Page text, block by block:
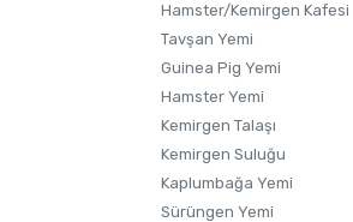
Hamster/Kemirgen Kafesi
Tavşan Yemi
Guinea Pig Yemi
Hamster Yemi
Kemirgen Talaşı
Kemirgen Suluğu
Kaplumbağa Yemi
Sürüngen Yemi